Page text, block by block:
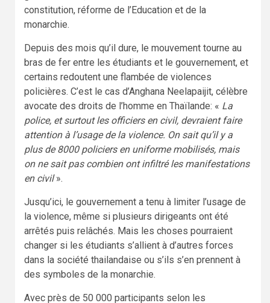
constitution, réforme de l’Education et de la
monarchie.
Depuis des mois qu’il dure, le mouvement tourne au
bras de fer entre les étudiants et le gouvernement, et
certains redoutent une flambée de violences
policières. C’est le cas d’Anghana Neelapaijit, célèbre
avocate des droits de l’homme en Thaïlande: « La
police, et surtout les officiers en civil, devraient faire
attention à l’usage de la violence. On sait qu’il y a
plus de 8000 policiers en uniforme mobilisés, mais
on ne sait pas combien ont infiltré les manifestations
en civil».
Jusqu’ici, le gouvernement a tenu à limiter l’usage de
la violence, même si plusieurs dirigeants ont été
arrêtés puis relâchés. Mais les choses pourraient
changer si les étudiants s’allient à d’autres forces
dans la société thailandaise ou s’ils s’en prennent à
des symboles de la monarchie.
Avec près de 50 000 participants selon les